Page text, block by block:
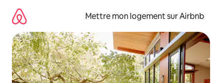
directement
contenu
Mettre mon logement sur Airbnb